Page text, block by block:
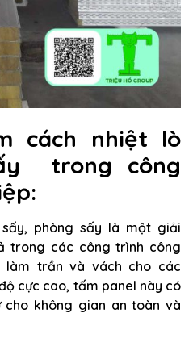
cách nhiệt lò
trong công
phòng sấy là một giải
trong các công trình công
làm trần và vách cho các
cực cao, tấm panel này có
không gian an toàn và